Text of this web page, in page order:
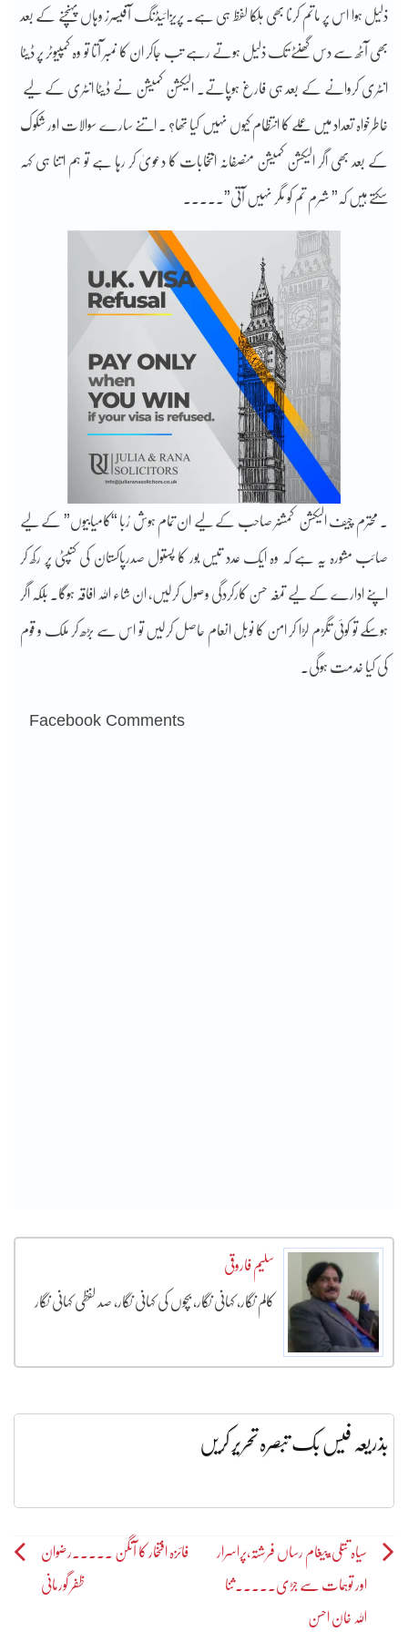
ذلیل ہوا اس پر ماتم کرنا بھی ہلکا لفظ ہی ہے۔ پریزائیڈنگ آفیسرز وہاں پہنچنے کے بعد
بھی آٹھ سے دس گھنٹے تک ذلیل ہوتے رہے تب جاکر ان کا نمبر آتا تو وہ کمپیوٹر پر ڈیٹا
انٹری کروانے کے بعد ہی فارغ ہوپاتے۔ الیکشن کمیشن نے ڈیٹا انٹری کے لیے
خاطرخواہ تعداد میں عملے کا انتظام کیوں نہیں کیا تھا؟ . اتنے سارے سوالات اور شکوک
کے بعد بھی اگر الیکشن کمیشن منصفانہ انتخابات کا دعویٰ کر رہا ہے تو ہم اتنا ہی کہہ
سکتے ہیں کہ” شرم تم کو مگر نہیں آتی”۔۔۔۔۔
. محترم چیف الیکشن کمشنر صاحب کے لیے ان تمام ہوش رُبا “کامیابیوں” کے لیے
صائب مشورہ یہ ہے کہ وہ ایک عدد تیس بور کا پستول صدرپاکستان کی کنپٹی پر رکھ کر
اپنے ادارے کے لیے تمغہ حسن کارکردگی وصول کرلیں، ان شاء اللہ افاقہ ہوگا۔ بلکہ اگر
ہوسکے تو کوئی تگڑم لڑا کر امن کا نوبل انعام حاصل کرلیں تو اس سے بڑھ کر ملک و قوم
کی کیا خدمت ہوگی۔
Facebook Comments
سلیم فاروقی
کالم نگار، کہانی نگار، بچوں کی کہانی نگار، صد لفظی کہانی نگار
بذریعہ فیس بک تبصرہ تحریر کریں
Post
navigation
سیاہ تتلی،پیغام رساں فرشتہ،پراسرار
اور توہمات سے جڑی۔۔۔۔۔ثنا
اللہ خان احسن
فائزہ افتخار کا آنگن ۔۔۔۔۔رضوان
ظفر گورمانی